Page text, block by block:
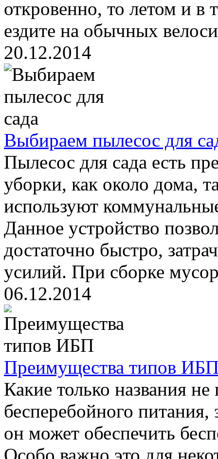
откровенно, то летом и в
ездите на обычных
20.12.2014
Выбираем пылесос для
Пылесос для сада есть
уборки, как около дома,
используют
Данное устройство
достаточно быстро,
усилий. При сборке
06.12.2014
Преимущества типов
Какие только названия
бесперебойного
он может обеспечить
Особо важно это для